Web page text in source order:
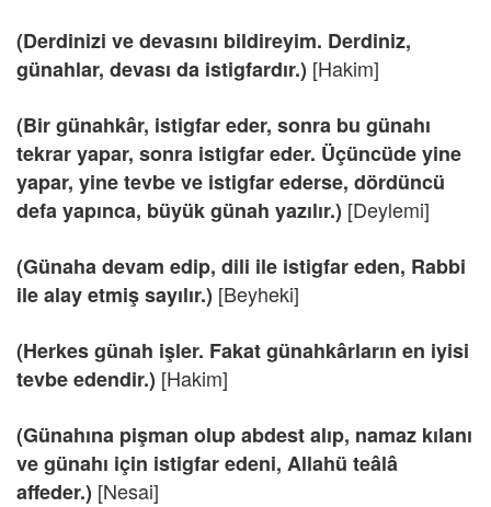
(Derdinizi ve devasını bildireyim. Derdiniz,
günahlar, devası da istigfardır.) [Hakim]
(Bir günahkâr, istigfar eder, sonra bu günahı
tekrar yapar, sonra istigfar eder. Üçüncüde yine
yapar, yine tevbe ve istigfar ederse, dördüncü
defa yapınca, büyük günah yazılır.) [Deylemi]
(Günaha devam edip, dili ile istigfar eden, Rabbi
ile alay etmiş sayılır.) [Beyheki]
(Herkes günah işler. Fakat günahkârların en iyisi
tevbe edendir.) [Hakim]
(Günahına pişman olup abdest alıp, namaz kılanı
ve günahı için istigfar edeni, Allahü teâlâ
affeder.) [Nesai]